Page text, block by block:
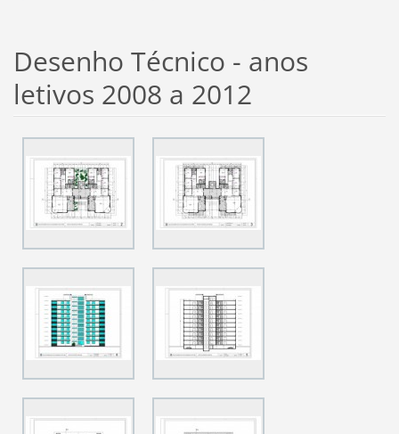
Desenho Técnico - anos
letivos 2008 a 2012